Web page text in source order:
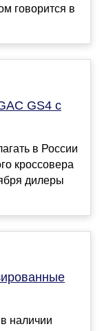
говорится в
GS4 с
в России
кроссовера
дилеры
наличии